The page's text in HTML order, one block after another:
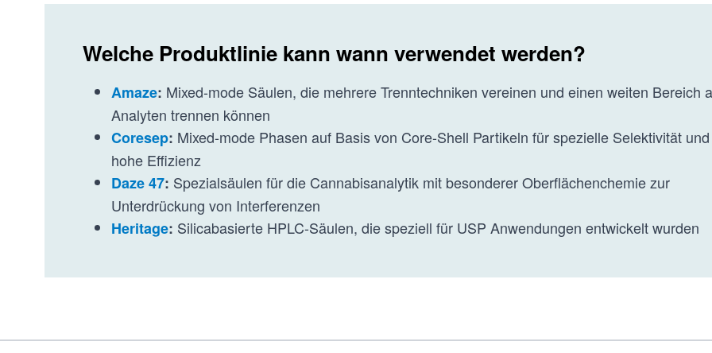
Welche Produktlinie kann wann verwendet werden?
Amaze: Mixed-mode Säulen, die mehrere Trenntechniken vereinen und einen weiten Bereich
Analyten trennen können
Coresep: Mixed-mode Phasen auf Basis von Core-Shell Partikeln für spezielle Selektivität und
hohe Effizienz
Daze 47: Spezialsäulen für die Cannabisanalytik mit besonderer Oberflächenchemie zur
Unterdrückung von Interferenzen
Heritage: Silicabasierte HPLC-Säulen, die speziell für USP Anwendungen entwickelt wurden